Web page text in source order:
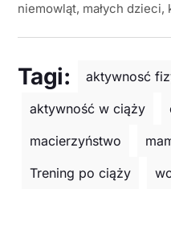
niemowląt, małych
Tagi:
aktywnosć
aktywność w ciąży
macierzyństwo
Trening po ciąży